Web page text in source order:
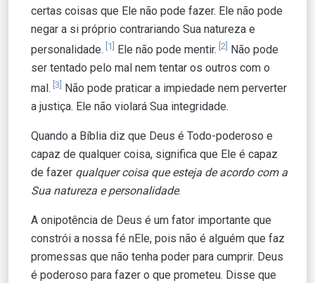
certas coisas que Ele não pode fazer. Ele não pode
negar a si próprio contrariando Sua natureza e
personalidade. [1] Ele não pode mentir. [2] Não pode
ser tentado pelo mal nem tentar os outros com o
mal. [3]
Não pode praticar a impiedade nem perverter
a justiça. Ele não violará Sua integridade.
Quando a Bíblia diz que Deus é Todo-poderoso e
capaz de qualquer coisa, significa que Ele é capaz
de fazer qualquer coisa que esteja de acordo com a
Sua natureza e personalidade.
A onipotência de Deus é um fator importante que
constrói a nossa fé nEle, pois não é alguém que faz
promessas que não tenha poder para cumprir. Deus
é poderoso para fazer o que prometeu. Disse que